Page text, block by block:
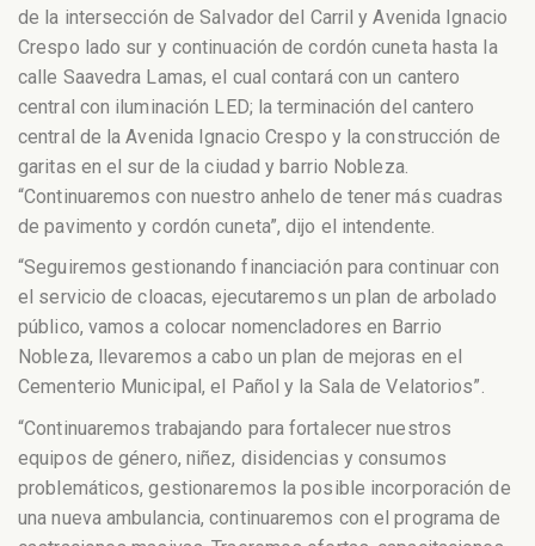
de la intersección de Salvador del Carril y Avenida Ignacio
Crespo lado sur y continuación de cordón cuneta hasta la
calle Saavedra Lamas, el cual contará con un cantero
central con iluminación LED; la terminación del cantero
central de la Avenida Ignacio Crespo y la construcción de
garitas en el sur de la ciudad y barrio Nobleza.
“Continuaremos con nuestro anhelo de tener más cuadras
de pavimento y cordón cuneta”, dijo el intendente.
“Seguiremos gestionando financiación para continuar con
el servicio de cloacas, ejecutaremos un plan de arbolado
público, vamos a colocar nomencladores en Barrio
Nobleza, llevaremos a cabo un plan de mejoras en el
Cementerio Municipal, el Pañol y la Sala de Velatorios”.
“Continuaremos trabajando para fortalecer nuestros
equipos de género, niñez, disidencias y consumos
problemáticos, gestionaremos la posible incorporación de
una nueva ambulancia, continuaremos con el programa de